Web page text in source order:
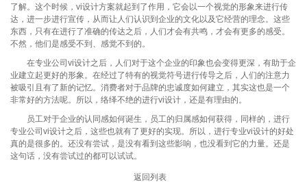
了解。这个时候，vi设计方案就起到了作用，它会以一个视觉的形象来进行传
达，进一步进行宣传，从而让人们认识到企业的文化以及它经营的理念。这些
东西，只有在进行了准确的传达之后，人们才会有共鸣，才会有更多的感受。
不然，他们是感受不到、感觉不到的。
在专业公司vi设计之后，人们对于这个企业的印象也会变得更深，有助于企
业建立起更好的形象。在经过了特有的视觉符号进行传导之后，人们的注意力
被吸引且有了新的记忆。消费者对于品牌的忠诚度如何建立，其实这也是一个
非常好的方法呢。所以，络绎不绝的进行vi设计，还是有理由的。
员工对于企业的认同感如何诞生，员工的归属感如何获得，同样的，进行
专业公司vi设计之后，这些也就有了更好的实现。所以，进行专业vi设计的好处
真的是很多的。还没有尝试，是没有看到这些影响，也没看到它的力量。还是
这句话，没有尝试过的都可以试试。
返回列表